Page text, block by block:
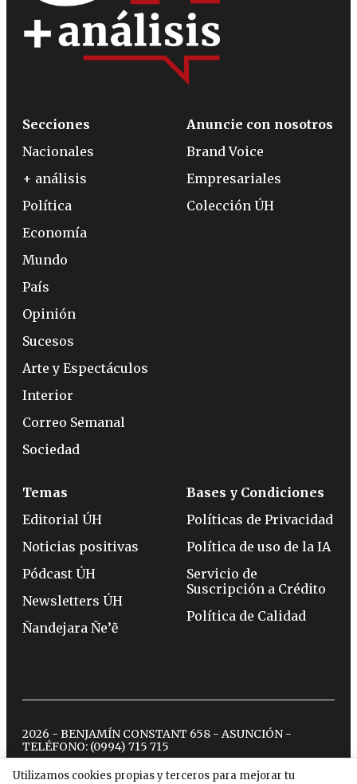
Utilizamos cookies propias y terceros para mejorar tu
Secciones
Nacionales
+ análisis
Política
Economía
Mundo
País
Opinión
Sucesos
Arte y Espectáculos
Interior
Correo Semanal
Sociedad
Anuncie con nosotros
Brand Voice
Empresariales
Colección ÚH
Temas
Editorial ÚH
Noticias positivas
Pódcast ÚH
Newsletters ÚH
Ñandejara Ñe’ẽ
Bases y Condiciones
Políticas de Privacidad
Política de uso de la IA
Servicio de
Suscripción a Crédito
Política de Calidad
2026 - BENJAMÍN CONSTANT 658 - ASUNCIÓN -
TELÉFONO: (0994) 715 715